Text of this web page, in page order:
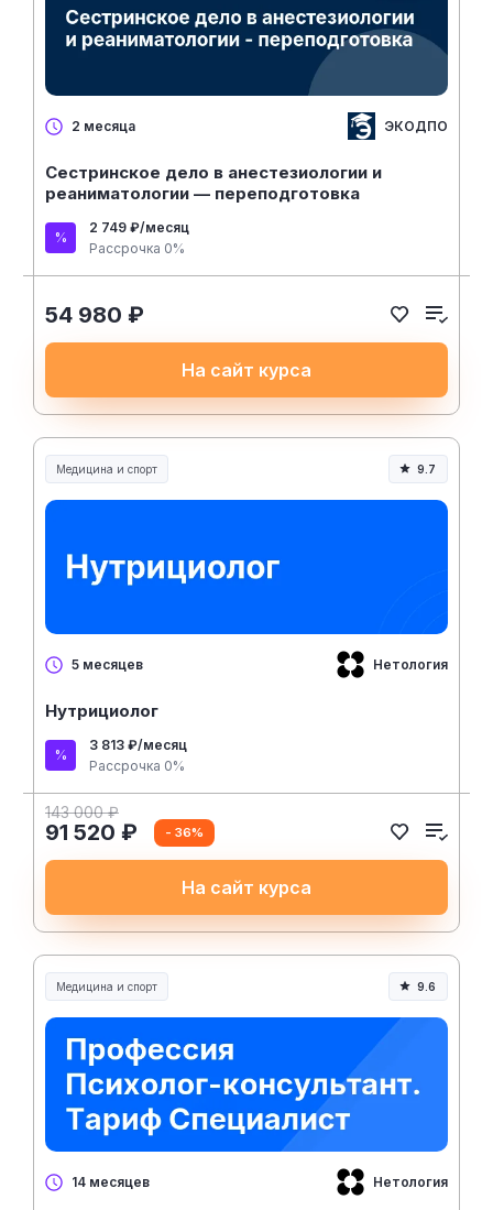
2 месяца ЭКОДПО
Сестринское дело в анестезиологии и
реаниматологии — переподготовка
2 749 ₽/месяц
Рассрочка 0%
54 980 ₽
На сайт курса
Медицина и спорт
Медицина, спорт и здоровье
9.7
5 месяцев Нетология
Нутрициолог
3 813 ₽/месяц
Рассрочка 0%
143 000 ₽
91 520 ₽ - 36%
На сайт курса
Медицина и спорт
Медицина, спорт и здоровье
9.6
14 месяцев Нетология